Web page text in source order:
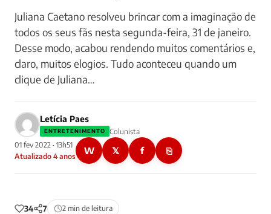
Juliana Caetano resolveu brincar com a imaginação de
todos os seus fãs nesta segunda-feira, 31 de janeiro.
Desse modo, acabou rendendo muitos comentários e,
claro, muitos elogios. Tudo aconteceu quando um
clique de Juliana…
Letícia Paes
ENTRETENIMENTO
Colunista
01 fev 2022 · 13h51
Atualizado 4 anos
W 𝕏 f ⎘
34 7 2 min de leitura